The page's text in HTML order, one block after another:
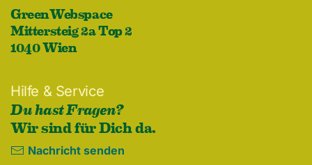
GreenWebspace
Mittersteig 2a Top 2
1040 Wien
Hilfe & Service
Du hast Fragen?
Wir sind für Dich da.
Nachricht senden